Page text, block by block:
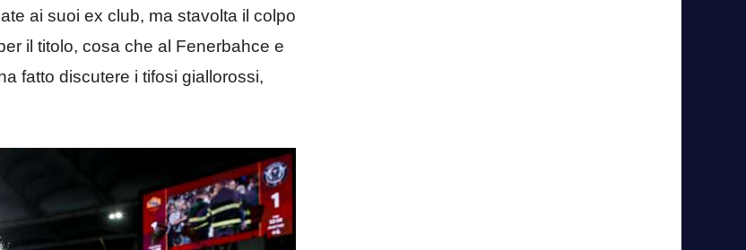
ai suoi ex club, ma stavolta il colpo
il titolo, cosa che al Fenerbahce e
fatto discutere i tifosi giallorossi,